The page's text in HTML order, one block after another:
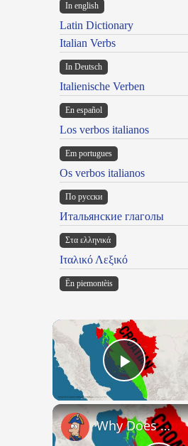
In english
Latin Dictionary
Italian Verbs
In Deutsch
Italienische Verben
En español
Los verbos italianos
Em portugues
Os verbos italianos
По русски
Итальянские глаголы
Στα ελληνικά
Ιταλικό Λεξικό
Ën piemontèis
Play
Why Does Nobody Speak This Romance Language Anymore?